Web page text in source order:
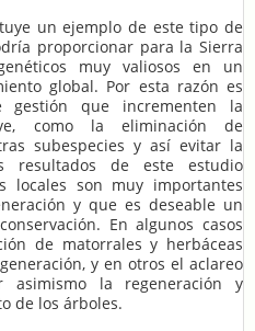
un ejemplo de este tipo de
proporcionar para la Sierra
muy valiosos en un
global. Por esta razón es
gestión que incrementen la
como la eliminación de
subespecies y así evitar la
resultados de este estudio
locales son muy importantes
y que es deseable un
En algunos casos
de matorrales y herbáceas
y en otros el aclareo
asimismo la regeneración y
de los árboles.